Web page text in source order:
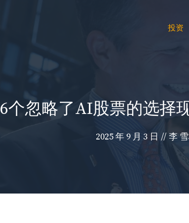
投资
6个忽略了AI股票的选择
2025 年 9 月 3 日 // 李